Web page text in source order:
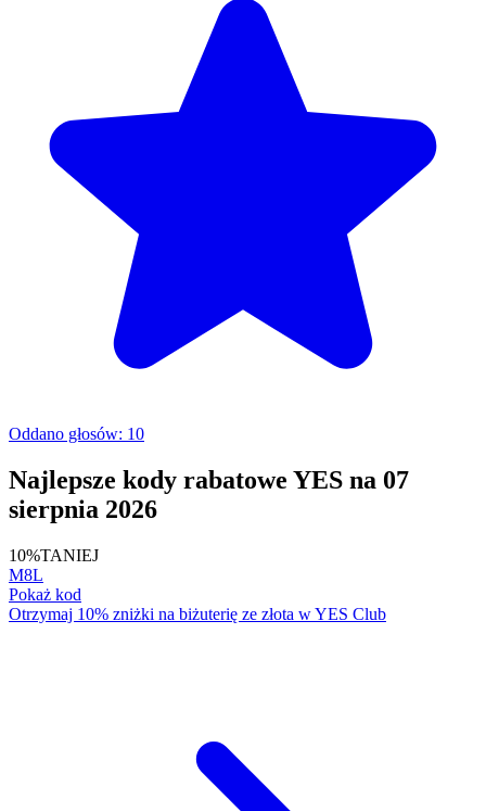
Oddano głosów: 10
Najlepsze kody rabatowe YES na 07
sierpnia 2026
10%TANIEJ
M8L
Pokaż kod
Otrzymaj 10% zniżki na biżuterię ze złota w YES Club